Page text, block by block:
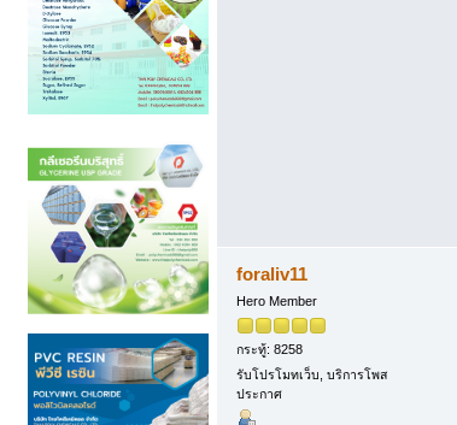
foraliv11
Hero Member
กระทู้: 8258
รับโปรโมทเว็บ, บริการโพส
ประกาศ